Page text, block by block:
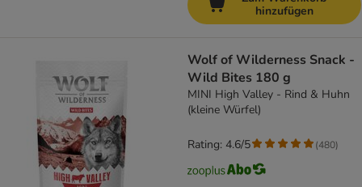
hinzufügen
Wolf of Wilderness Snack -
Wild Bites 180 g
MINI High Valley - Rind & Huhn
(kleine Würfel)
Rating: 4.6/5 (480)